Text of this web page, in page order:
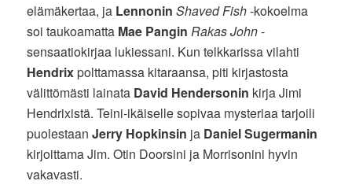
elämäkertaa, ja Lennonin Shaved Fish-kokoelma
soi taukoamatta Mae Pangin Rakas John-
sensaatiokirjaa lukiessani. Kun telkkarissa vilahti
Hendrixpolttamassa kitaraansa, piti kirjastosta
välittömästi lainata David Hendersonin kirja Jimi
Hendrixistä. Teini-ikäiselle sopivaa mysteriaa tarjoili
puolestaanJerry Hopkinsin ja Daniel Sugermanin
kirjoittama Jim. Otin Doorsini ja Morrisonini hyvin
vakavasti.